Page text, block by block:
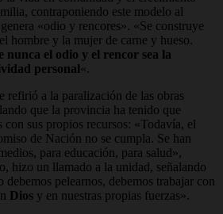
contraponiendo este modelo al
«odio y rencores». «Se construye
hombre y la mujer de carne y hueso.
nunca el odio y el rencor sea la
personal«.
refirió a la paralización de las obras
que la provincia ha tenido que
con sus propios recursos: «Todavía, el
de Nación no se cumpla. Se han
para educación, para salud»,
hizo un llamado a la unidad, señalando
debemos pelearnos, debemos trabajar con
Dios y en nuestras propias fuerzas».